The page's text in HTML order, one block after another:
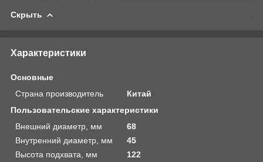
Скрыть
Характеристики
Основные
Страна производитель
Китай
Пользовательские характеристики
Внешний диаметр, мм
68
Внутренний диаметр, мм
45
Высота подхвата, мм
122